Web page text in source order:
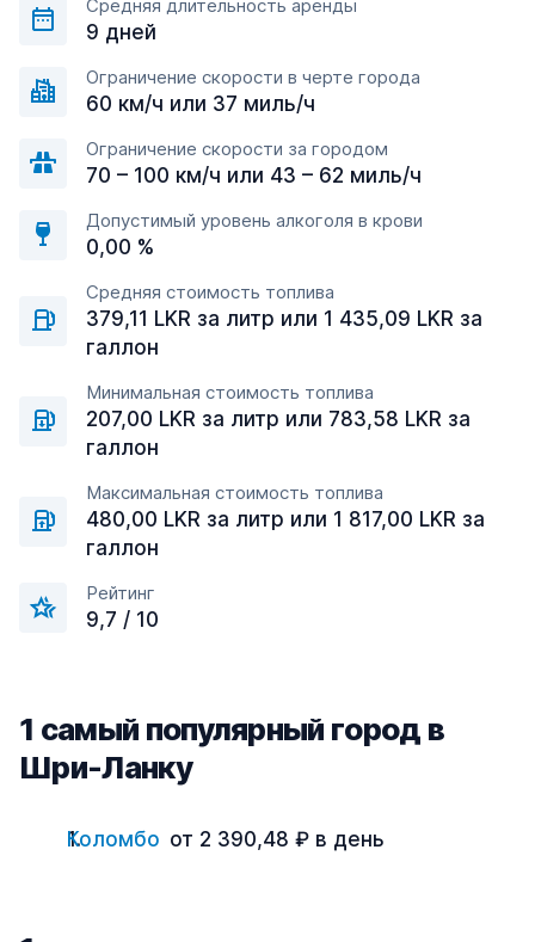
Средняя длительность аренды
9 дней
Ограничение скорости в черте города
60 км/ч или 37 миль/ч
Ограничение скорости за городом
70 – 100 км/ч или 43 – 62 миль/ч
Допустимый уровень алкоголя в крови
0,00 %
Средняя стоимость топлива
379,11 LKR за литр или 1 435,09 LKR за
галлон
Минимальная стоимость топлива
207,00 LKR за литр или 783,58 LKR за
галлон
Максимальная стоимость топлива
480,00 LKR за литр или 1 817,00 LKR за
галлон
Рейтинг
9,7 / 10
1 cамый популярный город в
Шри-Ланку
Коломбо от 2 390,48 ₽ в день